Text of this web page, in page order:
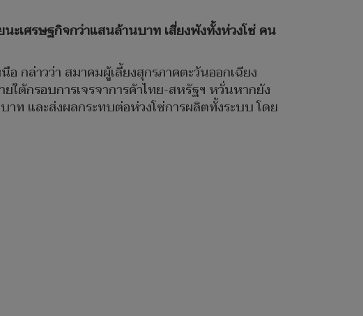
ะเศรษฐกิจกว่าแสนล้านบาท เสี่ยงพังทั้งห่วงโซ่ คน
กล่าวว่า สมาคมผู้เลี้ยงสุกรภาคตะวันออกเฉียง
ต้กรอบการเจรจาการค้าไทย-สหรัฐฯ หวั่นหากยัง
าท และส่งผลกระทบต่อห่วงโซ่การผลิตทั้งระบบ โดย